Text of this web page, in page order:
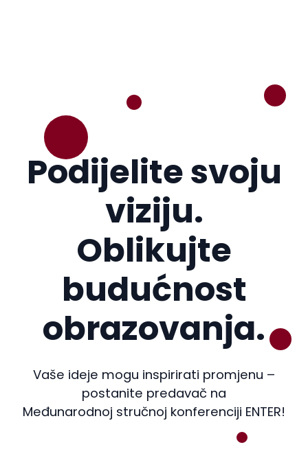
Podijelite svoju
viziju.
Oblikujte
budućnost
obrazovanja.
Vaše ideje mogu inspirirati promjenu –
postanite predavač na
Međunarodnoj stručnoj konferenciji ENTER!